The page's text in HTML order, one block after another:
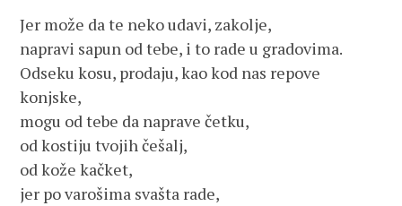
Jer može da te neko udavi, zakolje,
napravi sapun od tebe, i to rade u gradovima.
Odseku kosu, prodaju, kao kod nas repove
konjske,
mogu od tebe da naprave četku,
od kostiju tvojih češalj,
od kože kačket,
jer po varošima svašta rade,